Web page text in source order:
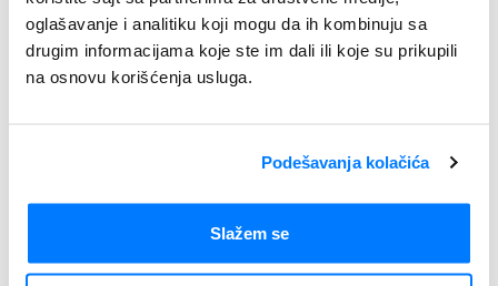
oglašavanje i analitiku koji mogu da ih kombinuju sa
drugim informacijama koje ste im dali ili koje su prikupili
na osnovu korišćenja usluga.
Podešavanja kolačića
Slažem se
Prijavi se